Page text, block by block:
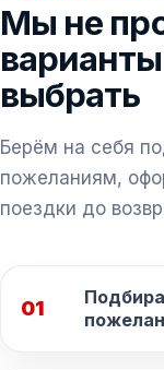
Мы не
выбрать
Берём на себя
пожеланиям,
поездки до
01